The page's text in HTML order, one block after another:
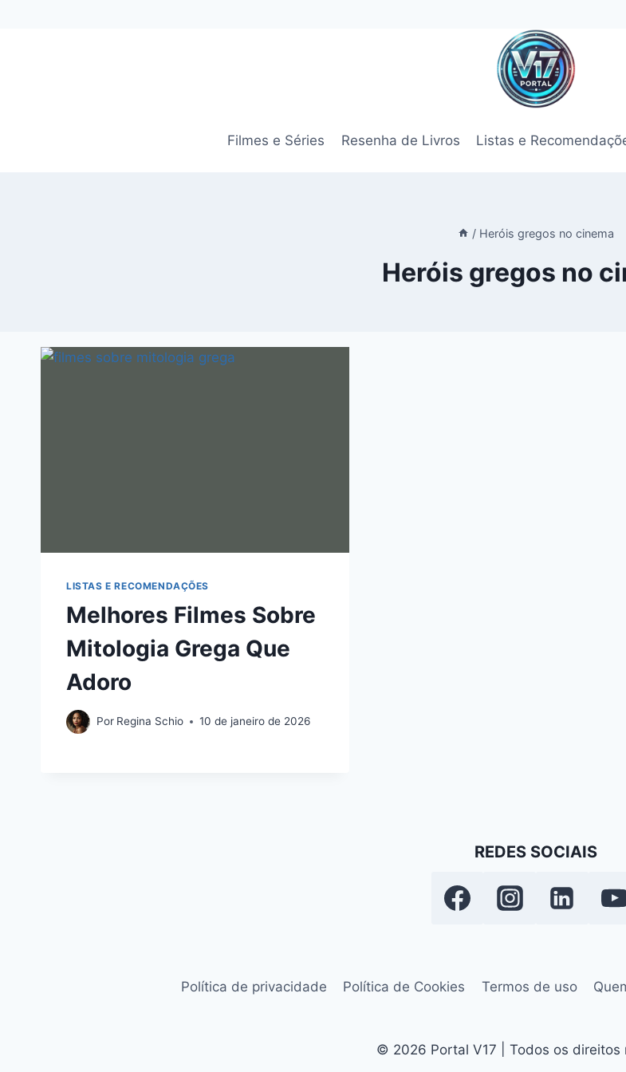
Filmes e Séries Resenha de Livros Listas e
/ Heróis gregos no cinema
Heróis gregos no
LISTAS E RECOMENDAÇÕES
Melhores Filmes Sobre
Mitologia Grega Que
Adoro
Por Regina Schio 10 de janeiro de 2026
REDES SOCIAIS
Política de privacidade Política de Cookies Termos de uso
© 2026 Portal V17 | Todos os direitos